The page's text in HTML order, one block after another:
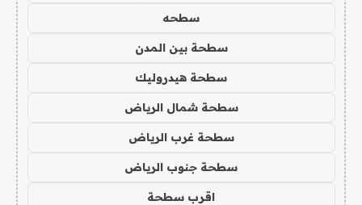
سطحه
سطحة بين المدن
سطحة هيدروليك
سطحة شمال الرياض
سطحة غرب الرياض
سطحة جنوب الرياض
اقرب سطحة